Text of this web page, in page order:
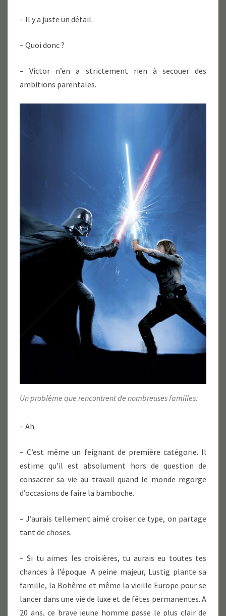
– Il y a juste un détail.
– Quoi donc ?
– Victor n’en a strictement rien à secouer des
ambitions parentales.
Un problème que rencontrent de nombreuses familles.
– Ah.
– C’est même un feignant de première catégorie. Il
estime qu’il est absolument hors de question de
consacrer sa vie au travail quand le monde regorge
d’occasions de faire la bamboche.
– J’aurais tellement aimé croiser ce type, on partage
tant de choses.
– Si tu aimes les croisières, tu aurais eu toutes tes
chances à l’époque. A peine majeur, Lustig plante sa
famille, la Bohême et même la vieille Europe pour se
lancer dans une vie de luxe et de fêtes permanentes. A
20 ans, ce brave jeune homme passe le plus clair de